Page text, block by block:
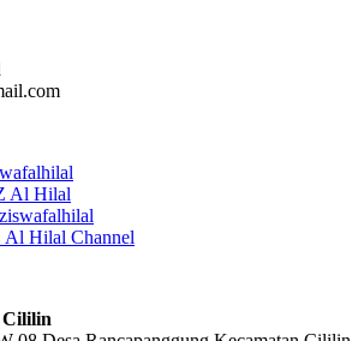
Al Hilal
Hilal Channel
Cililin